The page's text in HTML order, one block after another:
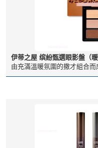
伊蒂之屋 缤紛甄選眼影盤（
由充滿溫暖氛圍的撒才組合